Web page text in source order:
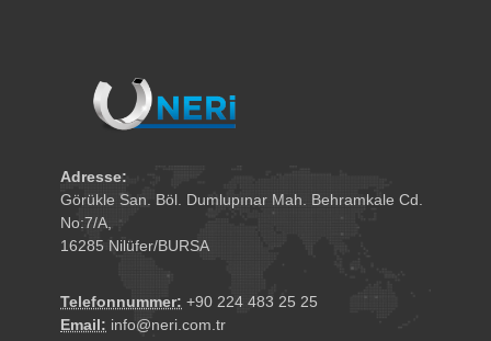
Adresse:
Görükle San. Böl. Dumlupınar Mah. Behramkale Cd.
No:7/A,
16285 Nilüfer/BURSA
Telefonnummer: +90 224 483 25 25
Email: info@neri.com.tr